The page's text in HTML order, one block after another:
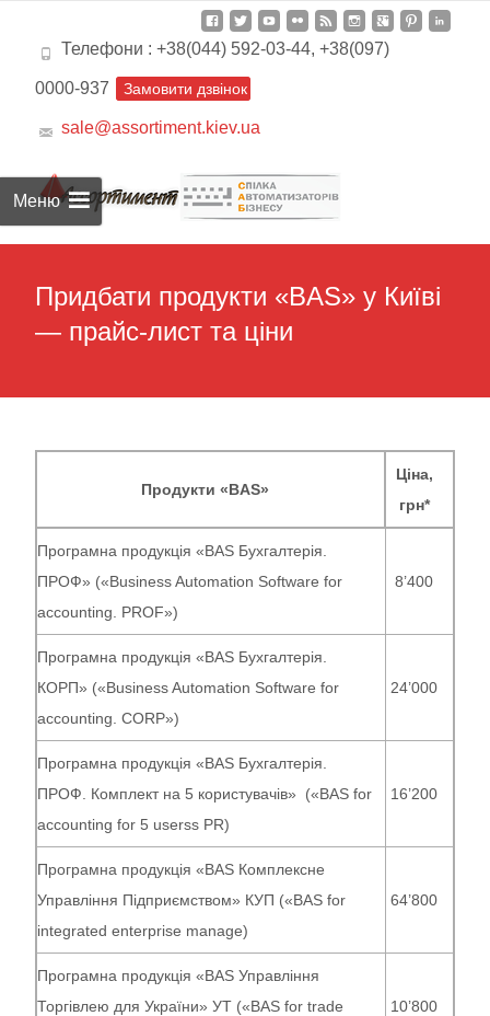
Телефони : +38(044) 592-03-44, +38(097)
0000-937 Замовити дзвінок
sale@assortiment.kiev.ua
Меню
Придбати продукти «BAS» у Київі
— прайс-лист та ціни
Продукти «BAS»
Ціна,
грн*
Програмна продукція «BAS Бухгалтерія.
ПРОФ» («Business Automation Software for
accounting. PROF»)
8’400
Програмна продукція «BAS Бухгалтерія.
КОРП» («Business Automation Software for
accounting. CORP»)
24’000
Програмна продукція «BAS Бухгалтерія.
ПРОФ. Комплект на 5 користувачів» («BAS for
accounting for 5 userss PR)
16’200
Програмна продукція «BAS Комплексне
Управління Підприємством» КУП («BAS for
іntegrated enterprise manage)
64’800
Програмна продукція «BAS Управління
Торгівлею для України» УТ («BAS for trade
10’800